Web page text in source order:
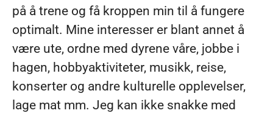
på å trene og få kroppen min til å fungere
optimalt. Mine interesser er blant annet å
være ute, ordne med dyrene våre, jobbe i
hagen, hobbyaktiviteter, musikk, reise,
konserter og andre kulturelle opplevelser,
lage mat mm. Jeg kan ikke snakke med